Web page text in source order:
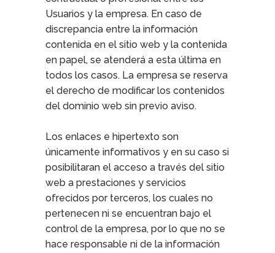
Usuarios y la empresa. En caso de
discrepancia entre la información
contenida en el sitio web y la contenida
en papel, se atenderá a esta última en
todos los casos. La empresa se reserva
el derecho de modificar los contenidos
del dominio web sin previo aviso.
Los enlaces e hipertexto son
únicamente informativos y en su caso si
posibilitaran el acceso a través del sitio
web a prestaciones y servicios
ofrecidos por terceros, los cuales no
pertenecen ni se encuentran bajo el
control de la empresa, por lo que no se
hace responsable ni de la información